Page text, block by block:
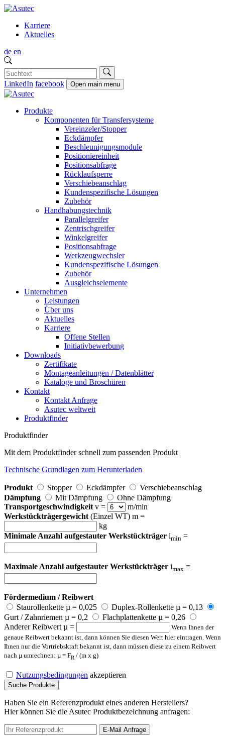
Karriere
Aktuelles
de en
LinkedIn facebook Open main menu
Produkte
Komponenten für Transfersysteme
Vereinzeler/Stopper
Eckdämpfer
Beschleunigungsmodule
Positioniereinheit
Positionsabfrage
Rücklaufsperre
Verschiebeanschlag
Kundenspezifische Lösungen
Zubehör
Handhabungstechnik
Parallelgreifer
Zentrischgreifer
Winkelgreifer
Positionsabfrage
Werkzeugwechsler
Kundenspezifische Lösungen
Zubehör
Ausgleichselemente
Unternehmen
Leistungen
Über uns
Aktuelles
Karriere
Offene Stellen
Initiativbewerbung
Downloads
Zertifikate
Montageanleitungen / Datenblätter
Kataloge und Broschüren
Kontakt
Kontakt Anfrage
Asutec weltweit
Produktfinder
Produktfinder
Mit dem Produktfinder schnell zum passenden Produkt
Technische Grundlagen zum Herunterladen
Produkt Stopper Eckdämpfer
Verschiebeanschlag
Dämpfung
Mit Dämpfung
Ohne Dämpfung
Transportgeschwindigkeit v =
m/min
Werkstückträgergewicht (Einzel WT) m =
kg
Minimale Anzahl aufgestauter Werkstückträger imin =
Maximale Anzahl aufgestauter Werkstückträger imax =
Fördermedium / Reibwert
Staurollenkette µ = 0,025
Duplex-Rollenkette µ = 0,13
Gurt / Zahnriemen µ = 0,2
Flachplattenkette µ = 0,26
Anderer Reibwert µ =
Wenn Ihnen der
genaue Reibwert bekannt ist, dann können Sie diesen Wert hier eintragen. Wenn
Ihnen nur die Vortriebskraft bekannt ist, dann müssen diese zu einem Reibwert
nach µ umrechnen: µ = FR / (m x g)
Nutzungsbedingungen akzeptieren
Suche Produkte
Haben Sie ein Referenzprodukt eines anderen Herstellers?
Hier können Sie die Asutec Produktbezeichnung anfragen:
E-Mail Anfrage